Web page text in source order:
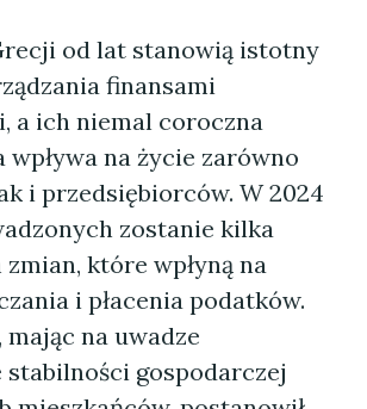
od lat stanowią istotny
finansami
a ich niemal coroczna
na życie zarówno
i przedsiębiorców. W 2024
zostanie kilka
które wpłyną na
i płacenia podatków.
mając na uwadze
stabilności gospodarczej